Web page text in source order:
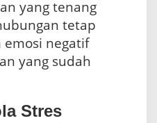
yang tenang
tetap
emosi negatif
yang sudah
Stres